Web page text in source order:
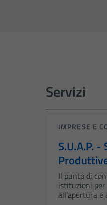
Servizi
IMPRESE E
S.U.A.P.
Il punto di
istituzioni
all’apertura e